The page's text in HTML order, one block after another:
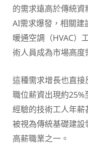
的需求遠高於傳統資
AI需求爆發，相關建
暖通空調（HVAC）
術人員成為市場高度
這種需求增長也直
職位薪資出現約
經驗的技術工人年
被視為傳統基礎建
高薪職業之一。